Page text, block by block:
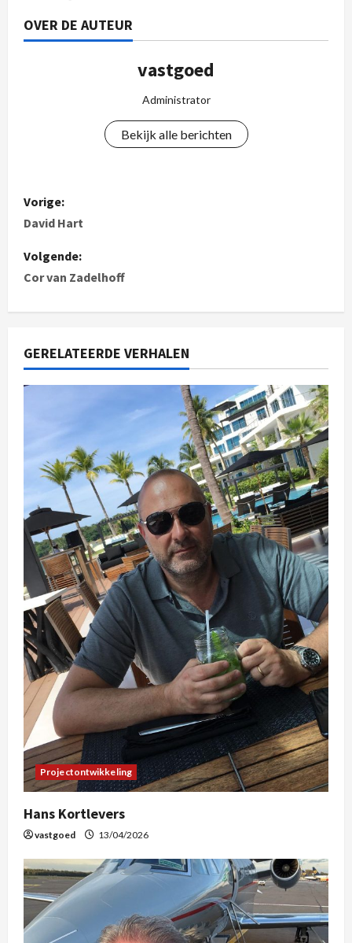
OVER DE AUTEUR
vastgoed
Administrator
Bekijk alle berichten
Vorige:
David Hart
Volgende:
Cor van Zadelhoff
GERELATEERDE VERHALEN
Projectontwikkeling
Hans Kortlevers
vastgoed 13/04/2026